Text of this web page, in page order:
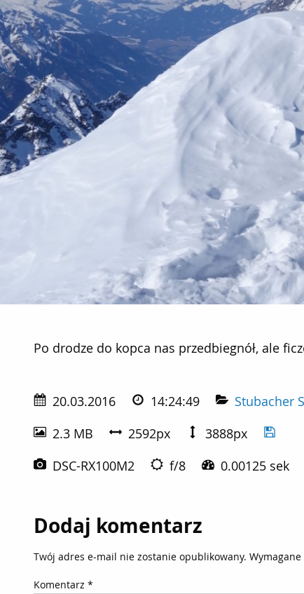
Po drodze do kopca nas przedbiegnół, ale
20.03.2016 14:24:49
Stubacher
2.3 MB
2592px
3888px
DSC-RX100M2
f/8 0.00125 sek
Dodaj komentarz
Twój adres e-mail nie zostanie opublikowany.
Komentarz *